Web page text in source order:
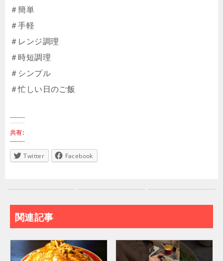
＃簡単
＃手軽
＃レンジ調理
＃時短調理
＃シンプル
＃忙しい日のご飯
共有:
Twitter Facebook
関連記事